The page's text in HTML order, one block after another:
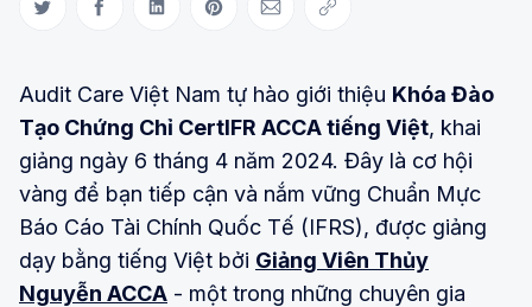
Share on Twitter
Share on Facebook
Share on LinkedIn
Share on Pinterest
Share via Email
Copy link
Audit Care Việt Nam tự hào giới thiệu Khóa Đào
Tạo Chứng Chỉ CertIFR ACCA tiếng Việt, khai
giảng ngày 6 tháng 4 năm 2024. Đây là cơ hội
vàng để bạn tiếp cận và nắm vững Chuẩn Mực
Báo Cáo Tài Chính Quốc Tế (IFRS), được giảng
dạy bằng tiếng Việt bởi Giảng Viên Thủy
Nguyễn ACCA - một trong những chuyên gia